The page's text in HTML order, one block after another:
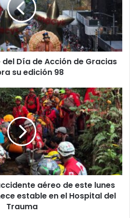
Día de Acción de Gracias
su edición 98
aéreo de este lunes
estable en el Hospital del
Trauma